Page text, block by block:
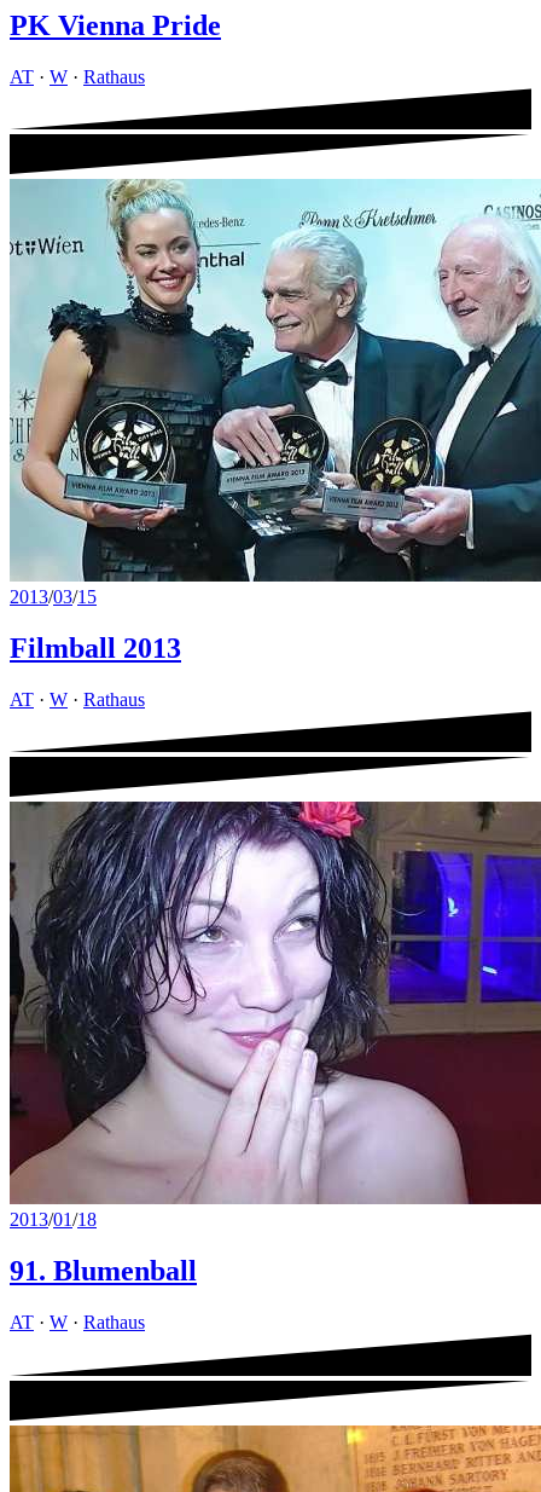
PK Vienna Pride
AT · W · Rathaus
2013/03/15
Filmball 2013
AT · W · Rathaus
2013/01/18
91. Blumenball
AT · W · Rathaus